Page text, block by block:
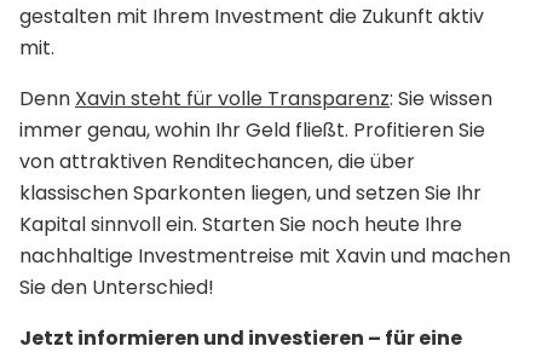
gestalten mit Ihrem Investment die Zukunft aktiv
mit.
Denn Xavin steht für volle Transparenz: Sie wissen
immer genau, wohin Ihr Geld fließt. Profitieren Sie
von attraktiven Renditechancen, die über
klassischen Sparkonten liegen, und setzen Sie Ihr
Kapital sinnvoll ein. Starten Sie noch heute Ihre
nachhaltige Investmentreise mit Xavin und machen
Sie den Unterschied!
Jetzt informieren und investieren – für eine